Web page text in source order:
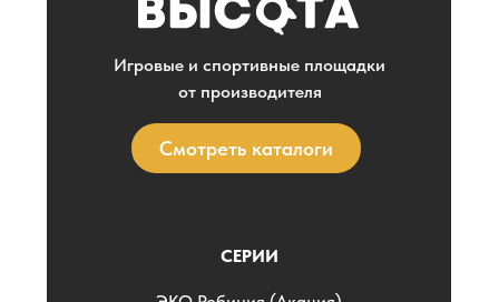
Смотреть каталоги
Игровые и спортивные площадки
от производителя
СЕРИИ